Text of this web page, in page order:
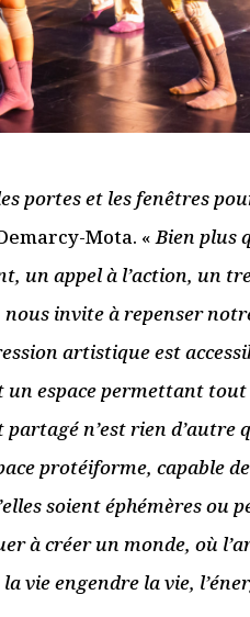
En savoir plus sur
aussi...